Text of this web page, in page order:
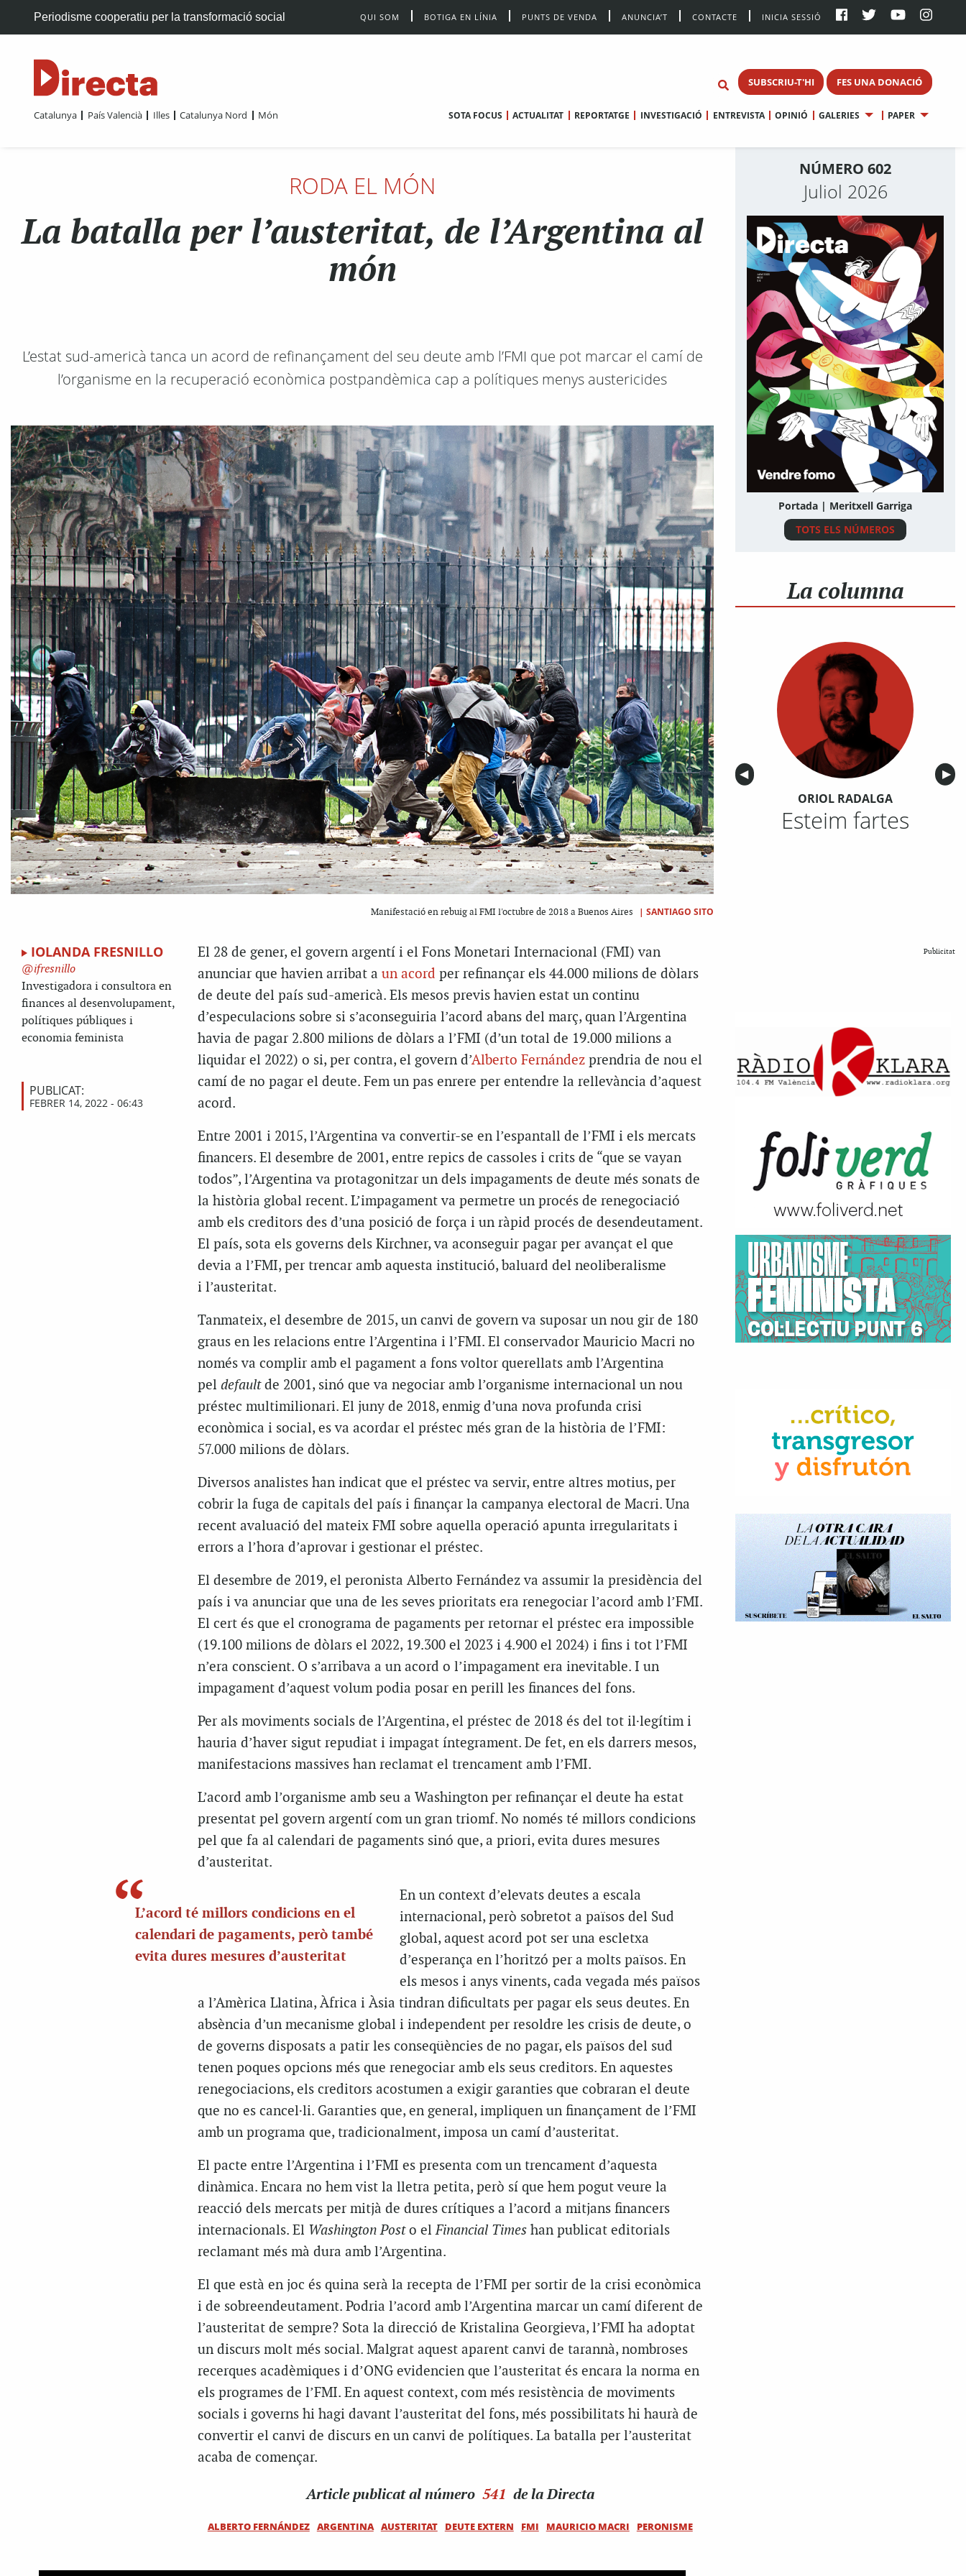
Periodisme cooperatiu per la transformació social QUI SOM BOTIGA EN LÍNIA PUNTS DE VENDA ANUNCIA’T CONTACTE INICIA SESSIÓ
SUBSCRIU-T'HI FES UNA DONACIÓ
Catalunya País Valencià Illes Catalunya Nord Món SOTA FOCUS ACTUALITAT REPORTATGE INVESTIGACIÓ ENTREVISTA OPINIÓ GALERIES PAPER
RODA EL MÓN
La batalla per l’austeritat, de l’Argentina al
món
L’estat sud-americà tanca un acord de refinançament del seu deute amb l’FMI que pot marcar el camí de
l’organisme en la recuperació econòmica postpandèmica cap a polítiques menys austericides
Manifestació en rebuig al FMI l'octubre de 2018 a Buenos Aires | SANTIAGO SITO
IOLANDA FRESNILLO
ifresnillo
Investigadora i consultora en
finances al desenvolupament,
polítiques públiques i
economia feminista
PUBLICAT:
FEBRER 14, 2022 - 06:43
El 28 de gener, el govern argentí i el Fons Monetari Internacional (FMI) van
anunciar que havien arribat a un acord per refinançar els 44.000 milions de dòlars
de deute del país sud-americà. Els mesos previs havien estat un continu
d’especulacions sobre si s’aconseguiria l’acord abans del març, quan l’Argentina
havia de pagar 2.800 milions de dòlars a l’FMI (d’un total de 19.000 milions a
liquidar el 2022) o si, per contra, el govern d’Alberto Fernándezprendria de nou el
camí de no pagar el deute. Fem un pas enrere per entendre la rellevància d’aquest
acord.
Entre 2001 i 2015, l’Argentina va convertir-se en l’espantall de l’FMI i els mercats
financers. El desembre de 2001, entre repics de cassoles i crits de “que se vayan
todos”, l’Argentina va protagonitzar un dels impagaments de deute més sonats de
la història global recent. L’impagament va permetre un procés de renegociació
amb els creditors des d’una posició de força i un ràpid procés de desendeutament.
El país, sota els governs dels Kirchner, va aconseguir pagar per avançat el que
devia a l’FMI, per trencar amb aquesta institució, baluard del neoliberalisme
i l’austeritat.
Tanmateix, el desembre de 2015, un canvi de govern va suposar un nou gir de 180
graus en les relacions entre l’Argentina i l’FMI. El conservador Mauricio Macri no
només va complir amb el pagament a fons voltor querellats amb l’Argentina
pel defaultde 2001, sinó que va negociar amb l’organisme internacional un nou
préstec multimilionari. El juny de 2018, enmig d’una nova profunda crisi
econòmica i social, es va acordar el préstec més gran de la història de l’FMI:
57.000 milions de dòlars.
Diversos analistes han indicat que el préstec va servir, entre altres motius, per
cobrir la fuga de capitals del país i finançar la campanya electoral de Macri. Una
recent avaluació del mateix FMI sobre aquella operació apunta irregularitats i
errors a l’hora d’aprovar i gestionar el préstec.
El desembre de 2019, el peronista Alberto Fernández va assumir la presidència del
país i va anunciar que una de les seves prioritats era renegociar l’acord amb l’FMI.
El cert és que el cronograma de pagaments per retornar el préstec era impossible
(19.100 milions de dòlars el 2022, 19.300 el 2023 i 4.900 el 2024) i fins i tot l’FMI
n’era conscient. O s’arribava a un acord o l’impagament era inevitable. I un
impagament d’aquest volum podia posar en perill les finances del fons.
Per als moviments socials de l’Argentina, el préstec de 2018 és del tot il·legítim i
hauria d’haver sigut repudiat i impagat íntegrament. De fet, en els darrers mesos,
manifestacions massives han reclamat el trencament amb l’FMI.
L’acord amb l’organisme amb seu a Washington per refinançar el deute ha estat
presentat pel govern argentí com un gran triomf. No només té millors condicions
pel que fa al calendari de pagaments sinó que, a priori, evita dures mesures
d’austeritat.
L’acord té millors condicions en el
calendari de pagaments, però també
evita dures mesures d’austeritat
En un context d’elevats deutes a escala
internacional, però sobretot a països del Sud
global, aquest acord pot ser una escletxa
d’esperança en l’horitzó per a molts països. En
els mesos i anys vinents, cada vegada més països
a l’Amèrica Llatina, Àfrica i Àsia tindran dificultats per pagar els seus deutes. En
absència d’un mecanisme global i independent per resoldre les crisis de deute, o
de governs disposats a patir les conseqüències de no pagar, els països del sud
tenen poques opcions més que renegociar amb els seus creditors. En aquestes
renegociacions, els creditors acostumen a exigir garanties que cobraran el deute
que no es cancel·li. Garanties que, en general, impliquen un finançament de l’FMI
amb un programa que, tradicionalment, imposa un camí d’austeritat.
El pacte entre l’Argentina i l’FMI es presenta com un trencament d’aquesta
dinàmica. Encara no hem vist la lletra petita, però sí que hem pogut veure la
reacció dels mercats per mitjà de dures crítiques a l’acord a mitjans financers
internacionals. El Washington Posto elFinancial Timeshan publicat editorials
reclamant més mà dura amb l’Argentina.
El que està en joc és quina serà la recepta de l’FMI per sortir de la crisi econòmica
i de sobreendeutament. Podria l’acord amb l’Argentina marcar un camí diferent de
l’austeritat de sempre? Sota la direcció de Kristalina Georgieva, l’FMI ha adoptat
un discurs molt més social. Malgrat aquest aparent canvi de tarannà, nombroses
recerques acadèmiques i d’ONG evidencien que l’austeritat és encara la norma en
els programes de l’FMI. En aquest context, com més resistència de moviments
socials i governs hi hagi davant l’austeritat del fons, més possibilitats hi haurà de
convertir el canvi de discurs en un canvi de polítiques. La batalla per l’austeritat
acaba de començar.
Articlepublicat al número 541 de la Directa
ALBERTO FERNÁNDEZ ARGENTINA AUSTERITAT DEUTE EXTERN FMI MAURICIO MACRI PERONISME
NÚMERO 602
Juliol 2026
Portada | Meritxell Garriga
TOTS ELS NÚMEROS
La columna
Anterior
◀︎ ▶︎
ORIOL RADALGA
Esteim fartes
Publicitat